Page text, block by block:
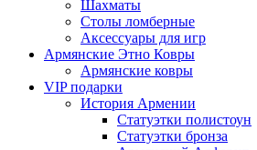
Шахматы
Столы ломберные
Аксессуары для игр
Армянские Этно Ковры
Армянские ковры
VIP подарки
История Армении
Статуэтки полистоун
Статуэтки бронза